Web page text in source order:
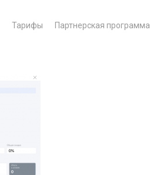
Тарифы Партнерская программа